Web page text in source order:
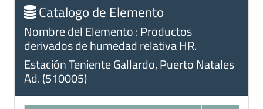
Catalogo de Elemento
Nombre del Elemento : Productos
derivados de humedad relativa HR.
Estación Teniente Gallardo, Puerto Natales
Ad. (510005)